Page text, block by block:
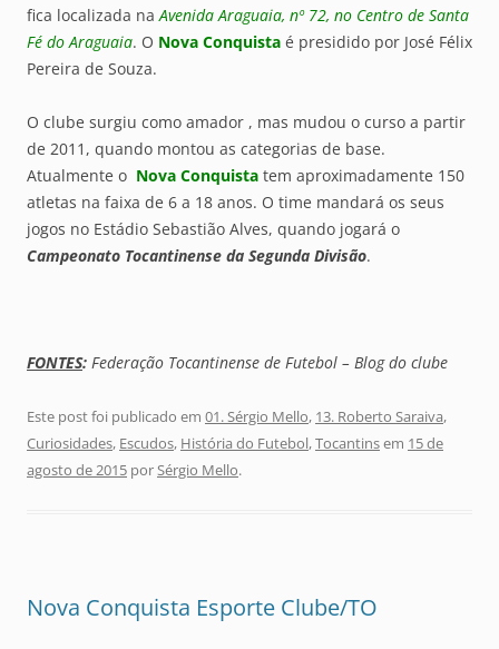
fica localizada naAvenida Araguaia, nº 72, no Centro de Santa
Fé do Araguaia. O Nova Conquista é presidido por José Félix
Pereira de Souza.
O clube surgiu como amador , mas mudou o curso a partir
de 2011, quando montou as categorias de base.
Atualmente o Nova Conquista tem aproximadamente 150
atletas na faixa de 6 a 18 anos. O time mandará os seus
jogos no Estádio Sebastião Alves, quando jogará o
Campeonato Tocantinense da Segunda Divisão.
FONTES: Federação Tocantinense de Futebol – Blog do clube
Este post foi publicado em 01. Sérgio Mello, 13. Roberto Saraiva,
Curiosidades, Escudos, História do Futebol,Tocantinsem 15 de
agosto de 2015 porSérgio Mello.
Nova Conquista Esporte Clube/TO